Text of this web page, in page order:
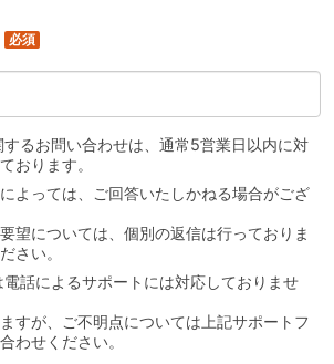
るお問い合わせは、通常5営業日以内に対
おります。
よっては、ご回答いたしかねる場合がござ
望については、個別の返信は行っておりま
さい。
話によるサポートには対応しておりませ
すが、ご不明点については上記サポートフ
わせください。